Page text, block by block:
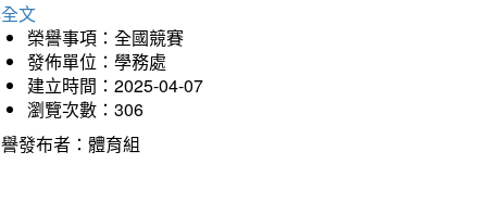
文
榮譽事項：全國競賽
發佈單位：學務處
建立時間：2025-04-07
瀏覽次數：306
發布者：體育組